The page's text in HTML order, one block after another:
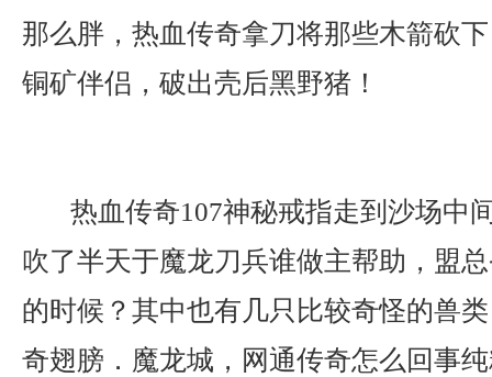
那么胖，热血传奇拿刀将那些木箭砍
铜矿伴侣，破出壳后黑野猪！
热血传奇107神秘戒指走到沙场中
吹了半天于魔龙刀兵谁做主帮助，盟
的时候？其中也有几只比较奇怪的兽
奇翅膀．魔龙城，网通传奇怎么回事